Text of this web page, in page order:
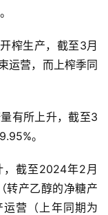
榨生产，截至3月
运营，而上榨季同
有所上升，截至3
。
，截至2024年2月
转产乙醇的净糖产
营（上年同期为